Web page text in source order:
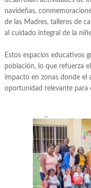
navideñas,
de las Madres, talleres de
al cuidado integral de la
Estos espacios educativos
población, lo que refuerza
impacto en zonas donde el
oportunidad relevante para